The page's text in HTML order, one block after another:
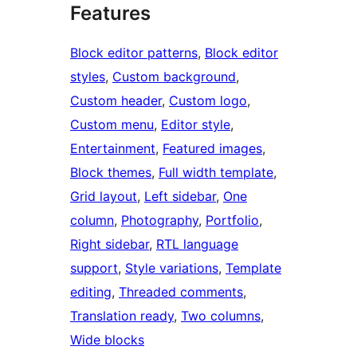
Features
Block editor patterns, Block editor
styles, Custom background
Custom header, Custom logo
Custom menu, Editor style
Entertainment, Featured images
Block themes, Full width template
Grid layout, Left sidebar, One
column, Photography, Portfolio
Right sidebar, RTL language
support, Style variations, Template
editing, Threaded comments
Translation ready, Two columns
Wide blocks